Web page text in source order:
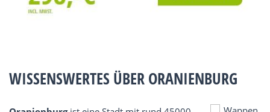
WISSENSWERTES ÜBER ORANIENBURG